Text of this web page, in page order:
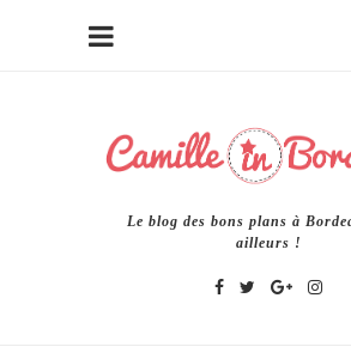
Le blog des bons plans à
ailleurs !